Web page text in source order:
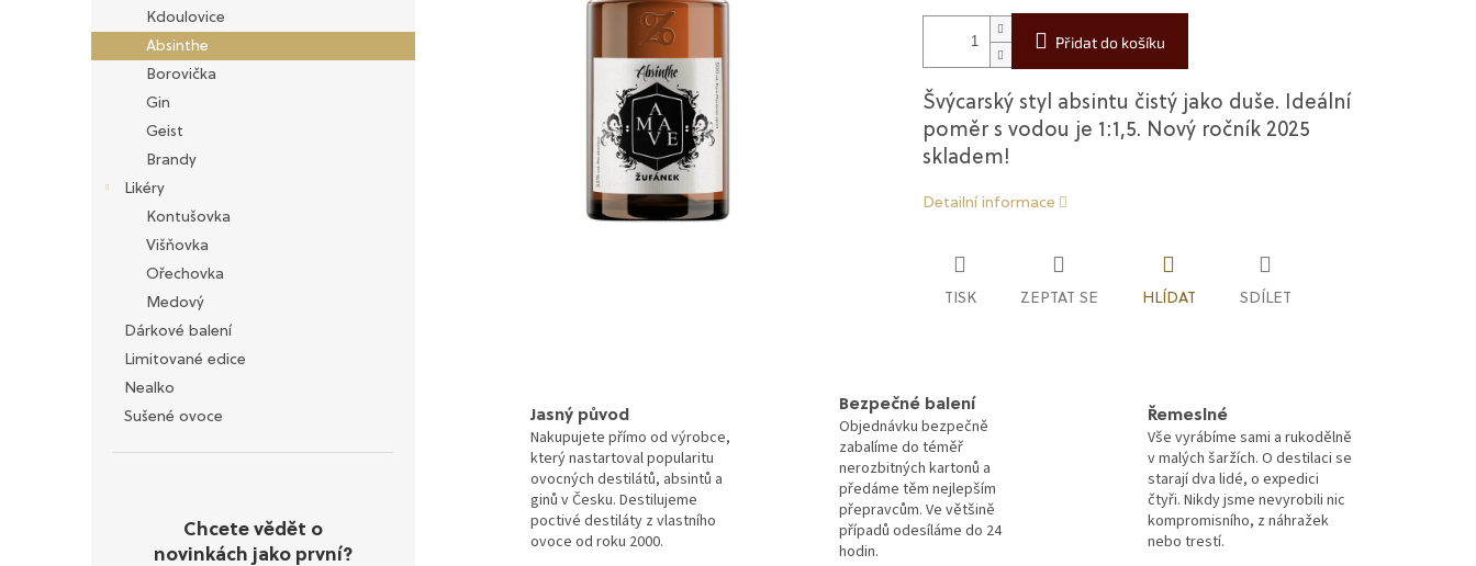
e
Kdoulovice
Absinthe
Borovička
Gin
Geist
Brandy
Likéry
Kontušovka
Višňovka
Ořechovka
Medový
Dárkové balení
Limitované edice
Nealko
Sušené ovoce
Chcete vědět o
novinkách jako první?
Přidat do košíku
Švýcarský styl absintu čistý jako duše. Ideální
poměr s vodou je 1:1,5. Nový ročník 2025
skladem!
Detailní informace
TISK ZEPTAT SE HLÍDAT SDÍLET
Bezpečné balení
Objednávku bezpečně
zabalíme do téměř
nerozbitných kartonů a
předáme těm nejlepším
přepravcům. Ve většině
případů odesíláme do 24
hodin.
Jasný původ
Nakupujete přímo od výrobce,
který nastartoval popularitu
ovocných destilátů, absintů a
ginů v Česku. Destilujeme
poctivé destiláty z vlastního
ovoce od roku 2000.
Řemeslné
Vše vyrábíme sami a rukodělně
v malých šaržích. O destilaci se
starají dva lidé, o expedici
čtyři. Nikdy jsme nevyrobili nic
kompromisního, z náhražek
nebo trestí.